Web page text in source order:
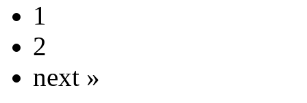
1
2
next »